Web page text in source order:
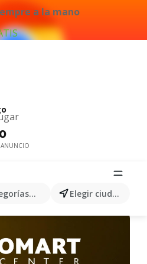
a la mano
productos... Elegir ciudad
ANUNCIO